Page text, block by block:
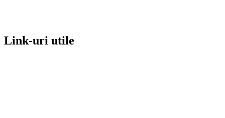
Link-uri utile